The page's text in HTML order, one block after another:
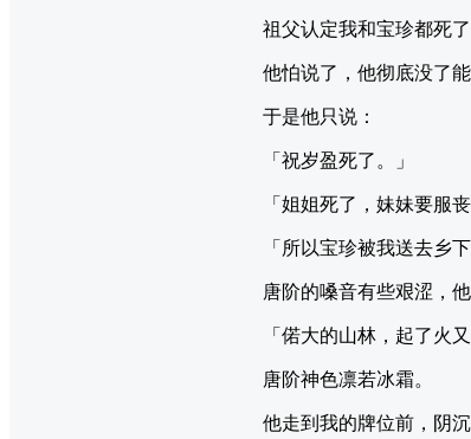
祖父认定我和宝珍都死了
他怕说了，他彻底没了
于是他只说：
「祝岁盈死了。」
「姐姐死了，妹妹要服丧
「所以宝珍被我送去乡
唐阶的嗓音有些艰涩，
「偌大的山林，起了火
唐阶神色凛若冰霜。
他走到我的牌位前，阴